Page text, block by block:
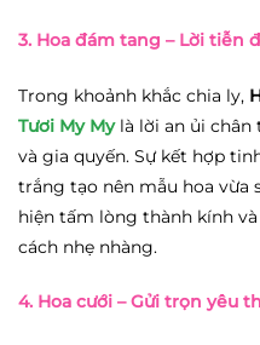
3. Hoa đám tang – Lời tiễn
Trong khoảnh khắc chia ly,
Tươi My Mylà lời an ủi chân
và gia quyến. Sự kết hợp
trắng tạo nên mẫu hoa vừa
hiện tấm lòng thành kính
cách nhẹ nhàng.
4. Hoa cưới – Gửi trọn yêu